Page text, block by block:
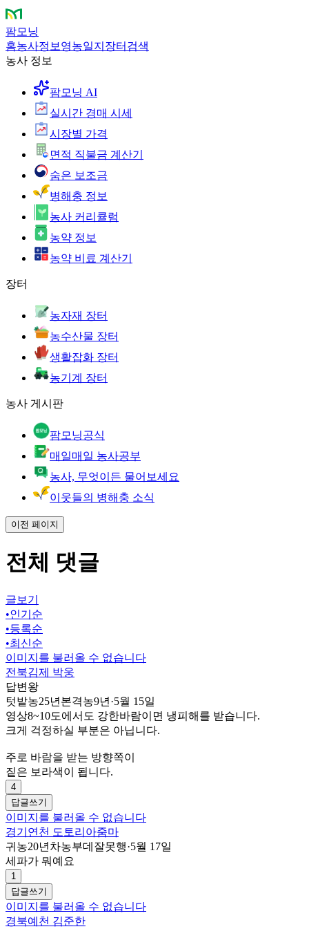
팜모닝
홈농사정보 영농일지 장터 검색
농사 정보
팜모닝 AI
실시간 경매 시세
시장별 가격
면적 직불금 계산기
숨은 보조금
병해충 정보
농사 커리큘럼
농약 정보
농약 비료 계산기
장터
농자재 장터
농수산물 장터
생활잡화 장터
농기계 장터
농사 게시판
팜모닝공식
매일매일 농사공부
농사, 무엇이든 물어보세요
이웃들의 병해충 소식
이전 페이지
전체 댓글
글보기
•인기순
•등록순
•최신순
이미지를 불러올 수 없습니다
전북김제 박웅
답변왕
텃밭농25년본격농9년 ·5월 15일
영상8~10도에서도 강한바람이면 냉피해를 받습니다.
크게 걱정하실 부분은 아닙니다.
주로 바람을 받는 방향쪽이
짙은 보라색이 됩니다.
4
답글쓰기
이미지를 불러올 수 없습니다
경기연천 도토리아줌마
귀농20년차농부데잘못행·5월 17일
세파가 뭐예요
1
답글쓰기
이미지를 불러올 수 없습니다
경북예천 김준한